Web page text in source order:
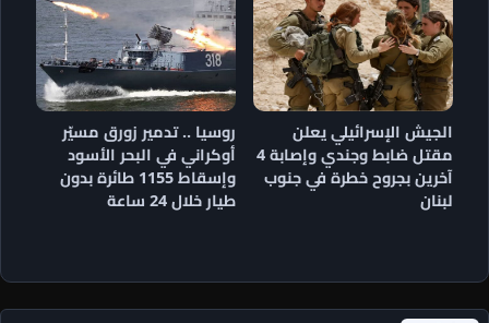
الجيش الإسرائيلي يعلن
مقتل ضابط وجندي وإصابة 4
آخرين بجروح خطرة في جنوب
لبنان
روسيا .. تدمير زورق مسيّر
أوكراني في البحر الأسود
وإسقاط 1155 طائرة بدون
طيار خلال 24 ساعة